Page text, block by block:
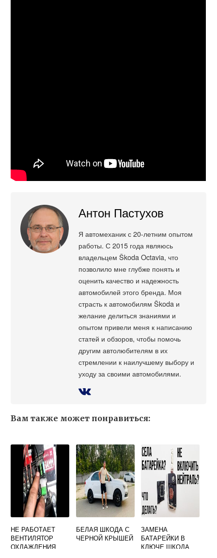
Антон Пастухов
Я автомеханик с 20-летним опытом
работы. С 2015 года являюсь
владельцем Škoda Octavia, что
позволило мне глубже понять и
оценить качество и надежность
автомобилей этого бренда. Моя
страсть к автомобилям Škoda и
желание делиться знаниями и
опытом привели меня к написанию
статей и обзоров, чтобы помочь
другим автолюбителям в их
стремлении к наилучшему выбору и
уходу за своими автомобилями.
Вам также может понравиться:
НЕ РАБОТАЕТ
ВЕНТИЛЯТОР
ОХЛАЖДЕНИЯ
БЕЛАЯ ШКОДА С
ЧЕРНОЙ КРЫШЕЙ
ЗАМЕНА
БАТАРЕЙКИ В
КЛЮЧЕ ШКОДА